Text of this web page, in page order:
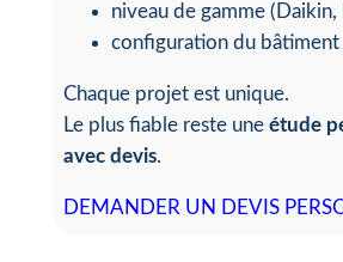
niveau de gamme
configuration du bâtiment
Chaque projet est unique.
Le plus fiable reste une étude
avec devis.
DEMANDER UN DEVIS